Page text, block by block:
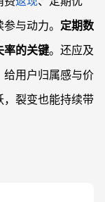
与动力。 定期数
率的关键。还应及
给用户归属感与价
裂变也能持续带